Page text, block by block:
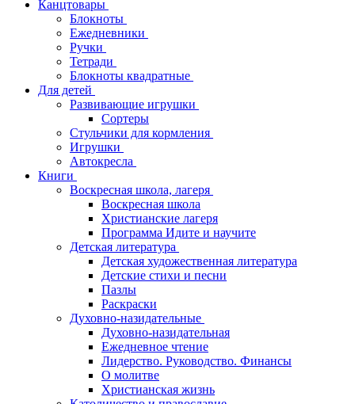
Канцтовары
Блокноты
Ежедневники
Ручки
Тетради
Блокноты квадратные
Для детей
Развивающие игрушки
Сортеры
Стульчики для кормления
Игрушки
Автокресла
Книги
Воскресная школа, лагеря
Воскресная школа
Христианские лагеря
Программа Идите и научите
Детская литература
Детская художественная литература
Детские стихи и песни
Пазлы
Раскраски
Духовно-назидательные
Духовно-назидательная
Ежедневное чтение
Лидерство. Руководство. Финансы
О молитве
Христианская жизнь